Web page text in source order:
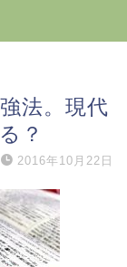
法。現代
？
2016年10月22日